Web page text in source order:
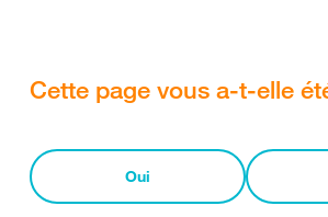
Cette page vous a-t-elle
Oui